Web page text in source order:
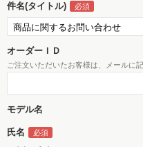
件名(タイトル)
オーダーＩＤ
ご注文いただいたお客様は、メールに
モデル名
氏名